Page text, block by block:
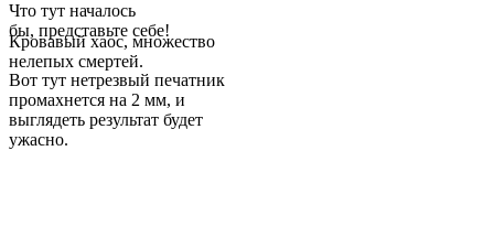
Что тут началось
бы, представьте себе!
Кровавый хаос, множество
нелепых смертей.
Вот тут нетрезвый печатник
промахнется на 2 мм, и
выглядеть результат будет
ужасно.